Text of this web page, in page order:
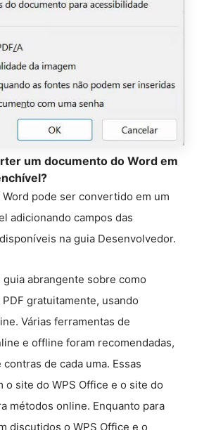
um documento do Word em
pode ser convertido em um
adicionando campos das
na guia Desenvolvedor.
abrangente sobre como
gratuitamente, usando
Várias ferramentas de
e offline foram recomendadas,
de cada uma. Essas
o site do WPS Office e o site do
métodos online. Enquanto para
discutidos o WPS Office e o